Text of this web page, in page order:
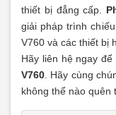
thiết bị đẳng cấp.
giải pháp trình
V760 và các thiết bị
Hãy liên hệ ngay
V760 . Hãy cùng
không thể nào quên